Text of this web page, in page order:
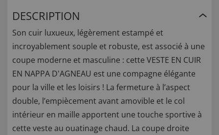
DESCRIPTION
Son cuir luxueux, légèrement estampé et
incroyablement souple et robuste, est associé à une
coupe moderne et masculine : cette VESTE EN CUIR
EN NAPPA D'AGNEAU est une compagne élégante
pour la ville et les loisirs ! La fermeture à l’aspect
double, l’empiècement avant amovible et le col
intérieur en maille apportent une touche sportive à
cette veste au ouatinage chaud. La coupe droite